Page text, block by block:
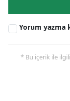
Yorum yazma
* Bu içerik ile